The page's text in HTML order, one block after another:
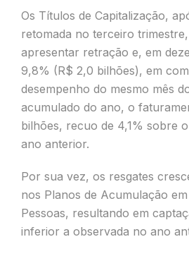
Os Títulos de Capitalização,
retomada no terceiro
apresentar retração e, em
9,8% (R$ 2,0 bilhões), em
desempenho do mesmo mês
acumulado do ano, o
bilhões, recuo de 4,1% sobre
ano anterior.
Por sua vez, os resgates
nos Planos de Acumulação
Pessoas, resultando em
inferior a observada no ano